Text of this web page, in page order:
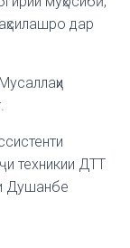
дар
техникии ДТТ
Душанбе